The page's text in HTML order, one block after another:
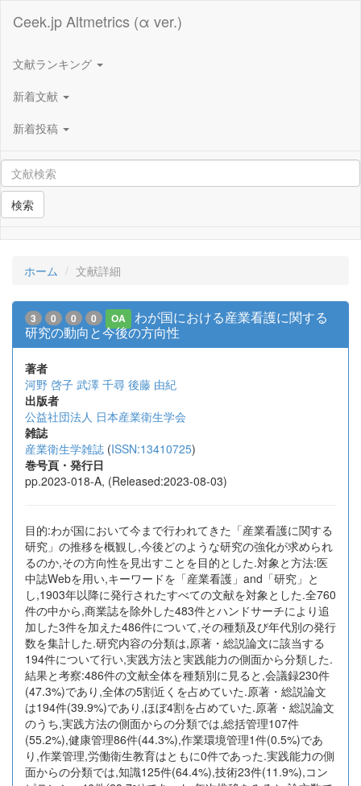
Ceek.jp Altmetrics (α ver.)
文献ランキング
新着文献
新着投稿
検索
ホーム 文献詳細
3 0 0 0 OA
わが国における産業看護に関する
研究の動向と今後の方向性
著者
河野 啓子 武澤 千尋 後藤 由紀
出版者
公益社団法人 日本産業衛生学会
雑誌
産業衛生学雑誌 (ISSN:13410725)
巻号頁・発行日
pp.2023-018-A, (Released:2023-08-03)
目的:わが国において今まで行われてきた「産業看護に関する
研究」の推移を概観し,今後どのような研究の強化が求められ
るのか,その方向性を見出すことを目的とした.対象と方法:医
中誌Webを用い,キーワードを「産業看護」and「研究」と
し,1903年以降に発行されたすべての文献を対象とした.全760
件の中から,商業誌を除外した483件とハンドサーチにより追
加した3件を加えた486件について,その種類及び年代別の発行
数を集計した.研究内容の分類は,原著・総説論文に該当する
194件について行い,実践方法と実践能力の側面から分類した.
結果と考察:486件の文献全体を種類別に見ると,会議録230件
(47.3%)であり,全体の5割近くを占めていた.原著・総説論文
は194件(39.9%)であり,ほぼ4割を占めていた.原著・総説論文
のうち,実践方法の側面からの分類では,総括管理107件
(55.2%),健康管理86件(44.3%),作業環境管理1件(0.5%)であ
り,作業管理,労働衛生教育はともに0件であった.実践能力の側
面からの分類では,知識125件(64.4%),技術23件(11.9%),コン